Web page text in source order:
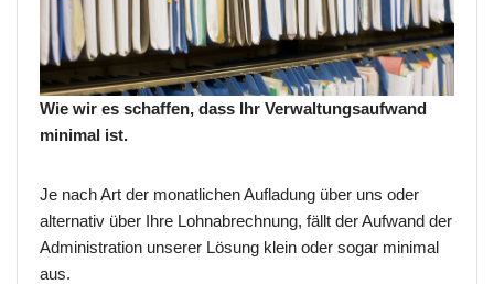
Wie wir es schaffen, dass Ihr Verwaltungsaufwand
minimal ist.
Je nach Art der monatlichen Aufladung über uns oder
alternativ über Ihre Lohnabrechnung, fällt der Aufwand der
Administration unserer Lösung klein oder sogar minimal
aus.